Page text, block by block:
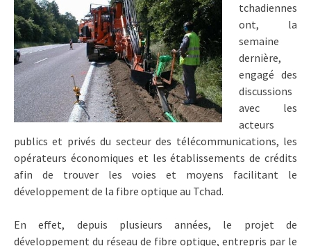
tchadiennes
ont, la
semaine
dernière,
engagé des
discussions
avec les
acteurs
publics et privés du secteur des télécommunications, les
opérateurs économiques et les établissements de crédits
afin de trouver les voies et moyens facilitant le
développement de la fibre optique au Tchad.
En effet, depuis plusieurs années, le projet de
développement du réseau de fibre optique, entrepris par le